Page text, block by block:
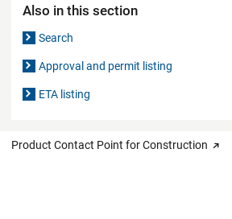
Also in this section
Search
Approval and permit listing
ETA listing
Product Contact Point for Construction